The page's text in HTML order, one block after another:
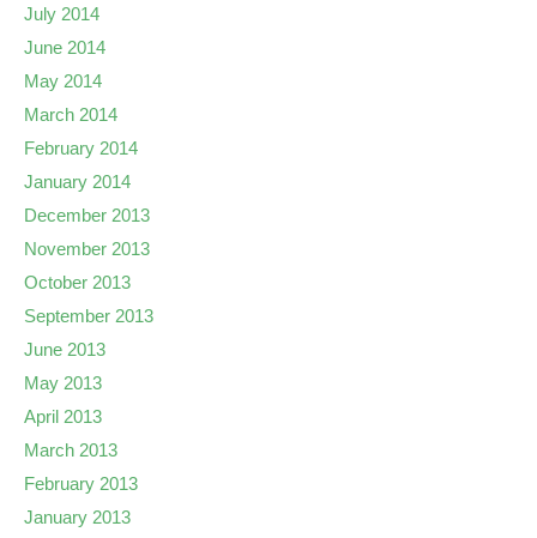
July 2014
June 2014
May 2014
March 2014
February 2014
January 2014
December 2013
November 2013
October 2013
September 2013
June 2013
May 2013
April 2013
March 2013
February 2013
January 2013